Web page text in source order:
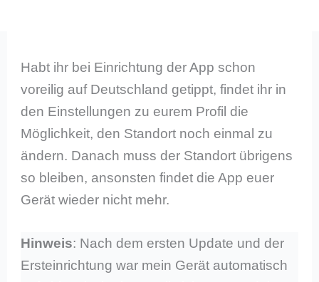
Habt ihr bei Einrichtung der App schon
voreilig auf Deutschland getippt, findet ihr in
den Einstellungen zu eurem Profil die
Möglichkeit, den Standort noch einmal zu
ändern. Danach muss der Standort übrigens
so bleiben, ansonsten findet die App euer
Gerät wieder nicht mehr.
Hinweis: Nach dem ersten Update und der
Ersteinrichtung war mein Gerät automatisch